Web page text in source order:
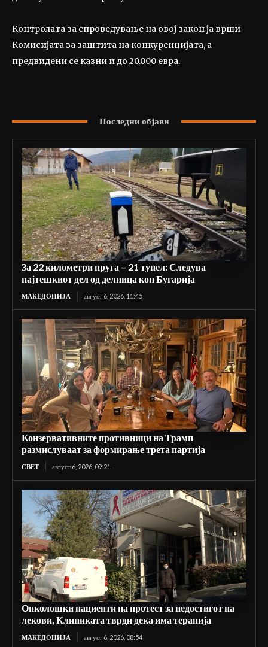
Контролата за спроведување на овој закон ја врши
Комисијата за заштита на конкуренцијата, а
предвидени се казни и до 20.000 евра.
Последни објави
За 22 километри пруга – 21 тунел: Следува
најтешкиот дел од делница кон Бугарија
МАКЕДОНИЈА август 6, 2026, 11:45
Конзервативните противници на Трамп
размислуваат за формирање трета партија
СВЕТ август 6, 2026, 09:21
Онколошки пациенти на протест за недостигот на
лекови, Клиниката тврди дека има терапија
МАКЕДОНИЈА август 6, 2026, 08:54